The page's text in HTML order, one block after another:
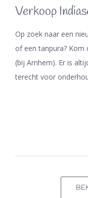
Verkoop
Op zoek naar een
of een tanpura? Kom
(bij Arnhem). Er is
terecht voor